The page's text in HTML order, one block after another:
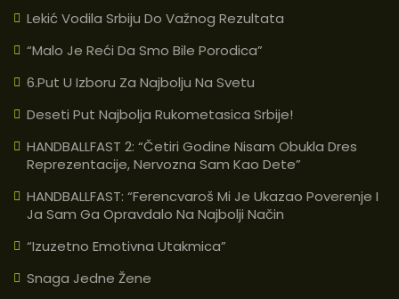
Lekić Vodila Srbiju Do Važnog Rezultata
“Malo Je Reći Da Smo Bile Porodica”
6.put U Izboru Za Najbolju Na Svetu
Deseti Put Najbolja Rukometasica Srbije!
HANDBALLFAST 2: “Četiri Godine Nisam Obukla Dres
Reprezentacije, Nervozna Sam Kao Dete”
HANDBALLFAST: “Ferencvaroš Mi Je Ukazao Poverenje I
Ja Sam Ga Opravdalo Na Najbolji Način
“Izuzetno Emotivna Utakmica”
Snaga Jedne Žene